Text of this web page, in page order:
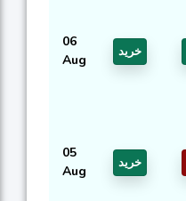
06
Aug
خرید
05
Aug
خرید